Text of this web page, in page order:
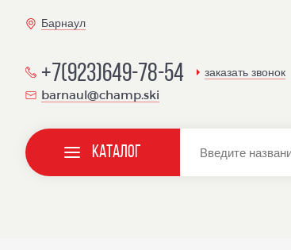
Барнаул
+7(923)649-78-54 заказать звонок
barnaul@champ.ski
Каталог